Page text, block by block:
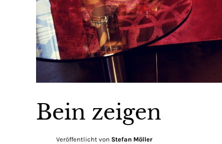
Bein zeigen
Veröffentlicht von Stefan Möller